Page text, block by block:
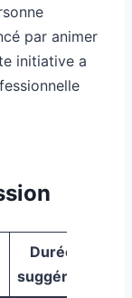
par animer
initiative a
Durée
suggérée